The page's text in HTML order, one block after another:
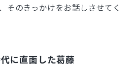
そのきっかけをお話しさせてく
に直面した葛藤